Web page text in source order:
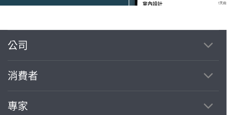
公司
消費者
專家
繼續完成